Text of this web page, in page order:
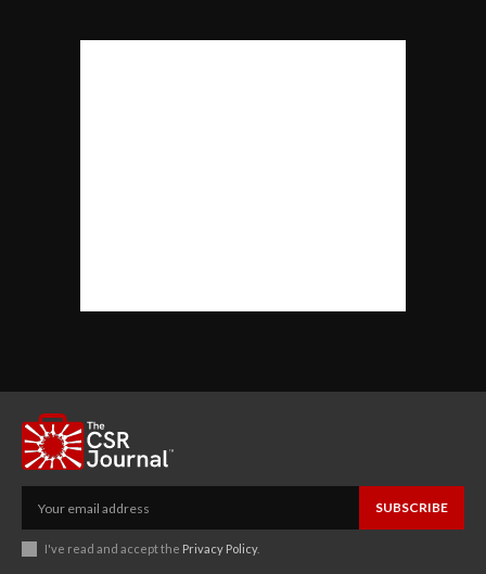
SUBSCRIBE
I've read and accept the Privacy Policy.